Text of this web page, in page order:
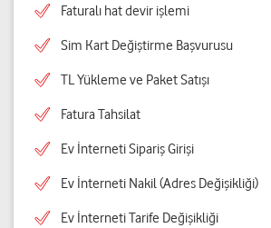
Faturalı hat devir işlemi
Sim Kart Değiştirme Başvurusu
TL Yükleme ve Paket Satışı
Fatura Tahsilat
Ev İnterneti Sipariş Girişi
Ev İnterneti Nakil (Adres Değişikliği)
Ev İnterneti Tarife Değişikliği